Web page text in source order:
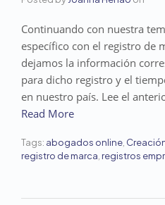
Continuando con nuestra
específico con el registro de
dejamos la información
para dicho registro y el
en nuestro país. Lee el
Read More
Tags: abogados online
registro de marca registros